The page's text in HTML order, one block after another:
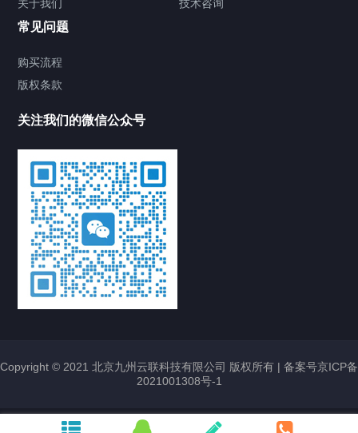
54HC-EI新华三交换机
浪潮元脑TS860M7服务器 8路服务器
2024/09/18
TS860M7元脑通用服务器
TS860M7浪潮信息
中标麒麟操作系统
2023/02/22
标普华中标麒麟
桌面操作系统
华为数通智选S5735S-L48P4S-A1交换
FutureMatrix S5735S-L48P4S-A1华为S5735S-
华为数通智选S5735S-L48P4S-A1
H3C S5130S-48UN6X-EI-G-V2交换机
关于我们
技术咨询
常见问题
购买流程
版权条款
关注我们的微信公众号
Copyright © 2021 北京九州云联科技有限公司 版权所有 | 备案号京ICP备
2021001308号-1